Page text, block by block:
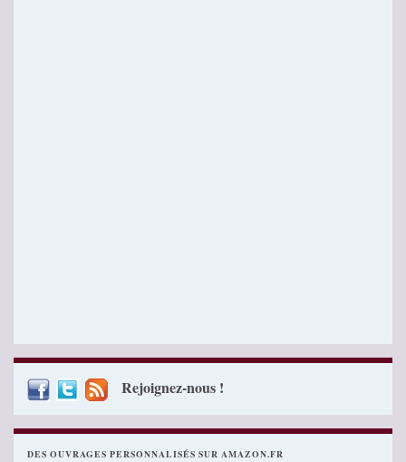
Rejoignez-nous !
DES OUVRAGES PERSONNALISÉS SUR AMAZON.FR